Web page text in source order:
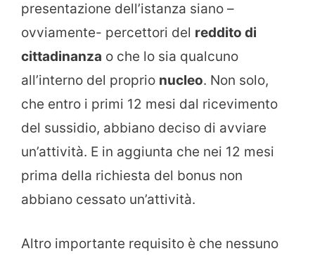
presentazione dell’istanza siano –
ovviamente- percettori del reddito di
cittadinanza o che lo sia qualcuno
all’interno del proprio nucleo. Non solo,
che entro i primi 12 mesi dal ricevimento
del sussidio, abbiano deciso di avviare
un’attività. E in aggiunta che nei 12 mesi
prima della richiesta del bonus non
abbiano cessato un’attività.
Altro importante requisito è che nessuno